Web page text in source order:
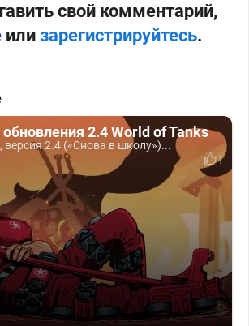
свой комментарий,
или зарегистрируйтесь.
2.4 World of Tanks
версия 2.4 («Снова в школу»)...
1